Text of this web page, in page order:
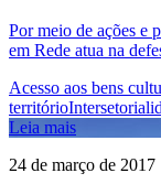
Por meio de ações e
em Rede atua na
Acesso aos bens
território
Leia mais
24 de março de 2017